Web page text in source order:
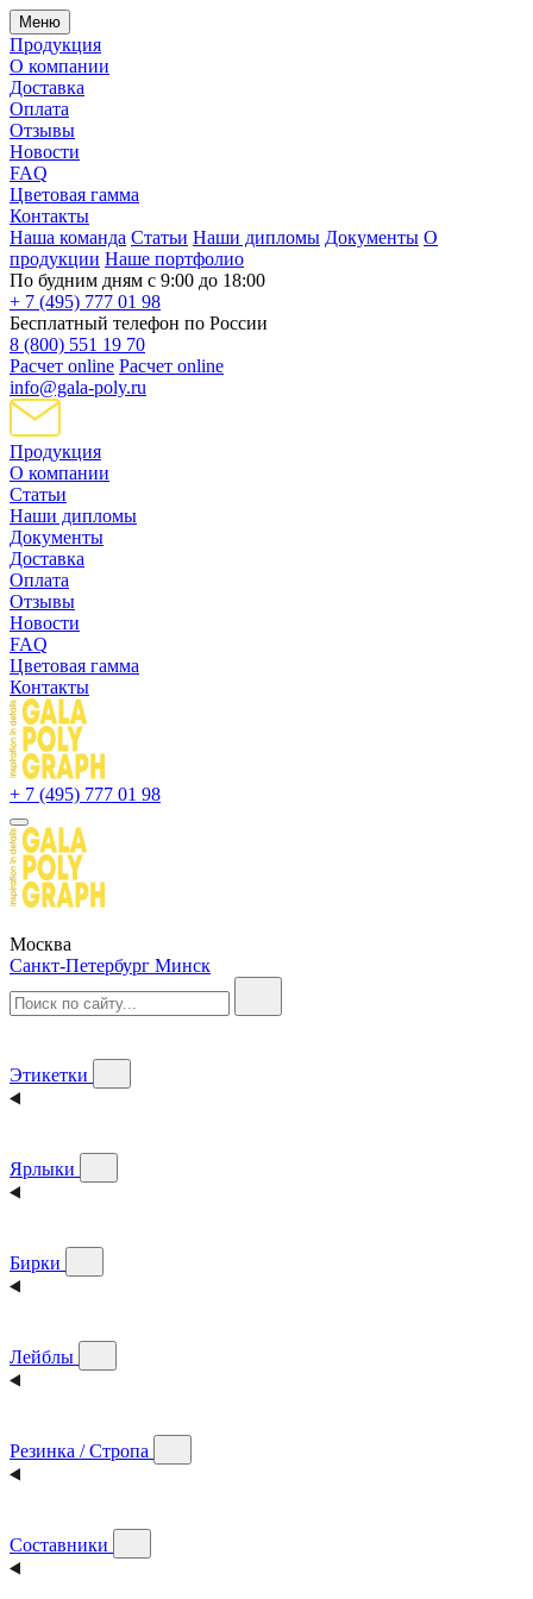
Меню
Продукция
О компании
Доставка
Оплата
Отзывы
Новости
FAQ
Цветовая гамма
Контакты
Наша команда Статьи Наши дипломы Документы О
продукции Наше портфолио
По будним дням с 9:00 до 18:00
+ 7 (495) 777 01 98
Бесплатный телефон по России
8 (800) 551 19 70
Расчет online Расчет online
info@gala-poly.ru
Продукция
О компании
Статьи
Наши дипломы
Документы
Доставка
Оплата
Отзывы
Новости
FAQ
Цветовая гамма
Контакты
+ 7 (495) 777 01 98
Москва
Санкт-Петербург Минск
Этикетки
Ярлыки
Бирки
Лейблы
Резинка / Стропа
Составники